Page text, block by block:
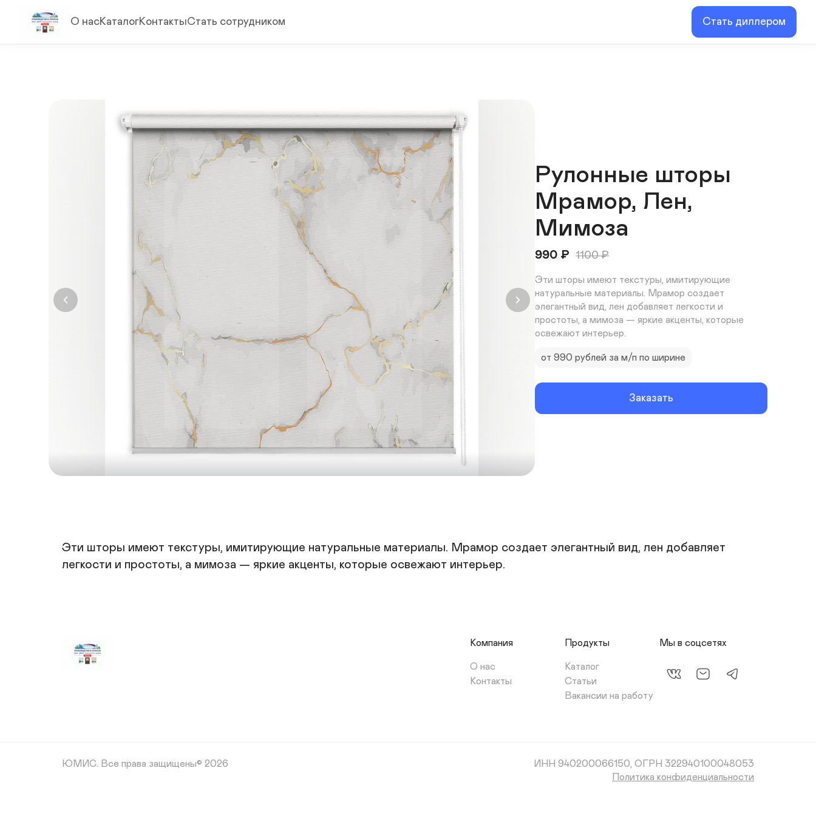
О насКаталогКонтактыСтать сотрудником Стать диллером
Рулонные шторы
Мрамор, Лен,
Мимоза
990 ₽ 1100₽
Эти шторы имеют текстуры, имитирующие
натуральные материалы. Мрамор создает
элегантный вид, лен добавляет легкости и
простоты, а мимоза — яркие акценты, которые
освежают интерьер.
от 990 рублей за м/п по ширине
Заказать
Эти шторы имеют текстуры, имитирующие натуральные материалы. Мрамор создает элегантный вид, лен добавляет
легкости и простоты, а мимоза — яркие акценты, которые освежают интерьер.
Компания
О нас
Контакты
Продукты
Каталог
Статьи
Вакансии на работу
Мы в соцсетях
ЮМИС. Все права защищены© 2026
ИНН 940200066150, ОГРН 322940100048053
Политика конфиденциальности